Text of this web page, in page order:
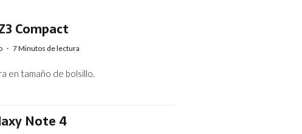
Compact
· 7 Minutos de lectura
en tamaño de bolsillo.
Note 4